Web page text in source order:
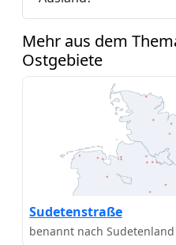
Mehr aus dem
Ostgebiete
Sudetenstraße
benannt nach Sudetenland